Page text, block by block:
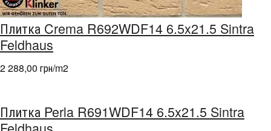
Плитка Crema R692WDF14 6.5x21.5 Sintra
Feldhaus
2 288,00 грн/m2
Плитка Perla R691WDF14 6.5x21.5 Sintra